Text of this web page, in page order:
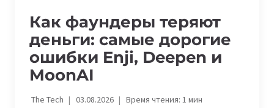
Как фаундеры теряют
деньги: самые дорогие
ошибки Enji, Deepen и
MoonAI
The Tech 03.08.2026 Время чтения: 1мин